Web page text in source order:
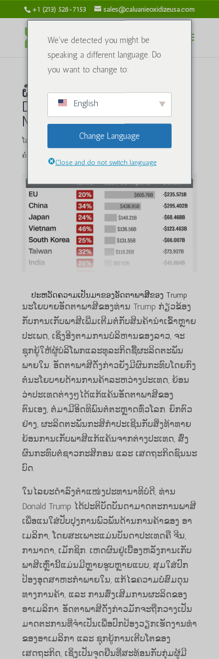
+1 (213) 528-7153 sales@caluanieoxidizeusa.com
ຜົນກະທົບຕໍ່ອັດຕາພາສີຂອງ
Donald Trump ຕໍ່ Caluanie
Muelear Oxidize
ໂດຍ caluanieoxidizeusa.com |ກ.ກ. 15, 2025
ຄຳເຫັນ
ປະຫວັດຄວາມເປັນມາຂອງອັດຕາພາສີຂອງ Trump
ນະໂຍບາຍອັດຕາພາສີຂອງທ່ານ Trump ກ່ຽວຂ້ອງ
ກັບການເກັບພາສີເພີ່ມເຕີມຕໍ່ກັບສິນຄ້ານໍາເຂົ້າຫຼາຍ
ປະເພດ, ເຊິ່ງອີງຕາມການບໍລິຫານຂອງລາວ, ຈະ
ຊຸກຍູ້ໃຫ້ຜູ້ບໍລິໂພກແລະທຸລະກິດຊື້ຜະລິດຕະພັນ
ພາຍໃນ. ອັດຕາພາສີດັ່ງກ່າວຍັງມີຜົນກະທົບໂດຍກົງ
ຕໍ່ນະໂຍບາຍດ້ານການຄ້າລະຫວ່າງປະເທດ, ຍ້ອນ
ວ່າປະເທດຕ່າງໆໄດ້ແກ້ແຄ້ນອັດຕາພາສີຂອງ
ຕົນເອງ, ຕໍ່ມາມີອິດທິພົນຕໍ່ຕະຫຼາດທົ່ວໂລກ. ຍົກ​ຕົວ​
ຢ່າງ, ຜະ​ລິດ​ຕະ​ພັນ​ກະ​ສິ​ກຳ​ປະ​ເຊີນ​ກັບ​ສິ່ງ​ທ້າ​ທາຍ​
ຍ້ອນ​ການ​ເກັບ​ພາ​ສີ​ແກ້​ແຄ້ນ​ຈາກ​ຕ່າງ​ປະ​ເທດ, ສົ່ງ​
ຜົນ​ກະ​ທົບ​ຕໍ່​ຊາວ​ກະ​ສິ​ກອນ ແລະ ເສດ​ຖະ​ກິດ​ຊົນ​ນະ​
ບົດ.
​ໃນ​ໄລຍະ​ດຳລົງ​ຕຳ​ແໜ່​ງປະທານາທິບໍດີ, ທ່ານ
Donald Trump ​ໄດ້​ປະຕິບັດ​ບັນດາ​ມາດ​ຕະການ​ພາສີ​
ເພື່ອ​ແນ​ໃສ່​ປັບປຸງ​ການ​ພົວພັນ​ດ້ານ​ການ​ຄ້າ​ຂອງ ອາ​
ເມ​ລິ​ກາ, ​ໂດຍ​ສະ​ເພາະ​ແມ່ນ​ບັນດາ​ປະ​ເທດ​ຄື ຈີນ,
ກາ​ນາ​ດາ, ​ເມັກ​ຊິກ. ເຫດຜົນ​ຢູ່​ເບື້ອງ​ຫລັງ​ການ​ເກັບ​
ພາ​ສີ​ເຫຼົ່າ​ນີ້​ແມ່ນ​ມີ​ຫຼາຍ​ຮູບ​ຫຼາຍ​ແບບ, ສຸມ​ໃສ່​ປົກ​
ປ້ອງ​ອຸດ​ສາ​ຫະ​ກຳ​ພາຍ​ໃນ, ແກ້​ໄຂ​ຄວາມ​ບໍ່​ສົມ​ດຸນ​
ທາງ​ການ​ຄ້າ, ແລະ ການ​ສົ່ງ​ເສີມ​ການ​ຜະ​ລິດ​ຂອງ​
ອາ​ເມ​ລິ​ກາ. ອັດຕາພາສີດັ່ງກ່າວມັກຈະຖືກວາງເປັນ
ມາດຕະການທີ່ຈຳເປັນເພື່ອປົກປ້ອງວຽກເຮັດງານທຳ
ຂອງອາເມລິກາ ແລະ ຊຸກຍູ້ການເຕີບໂຕຂອງ
ເສດຖະກິດ, ເຊິ່ງເປັນຈຸດຢືນທີ່ສະທ້ອນກັບກຸ່ມຜູ້ມີ
We've detected you might be
speaking a different language. Do
you want to change to:
English
Change Language
Close and do not switch language